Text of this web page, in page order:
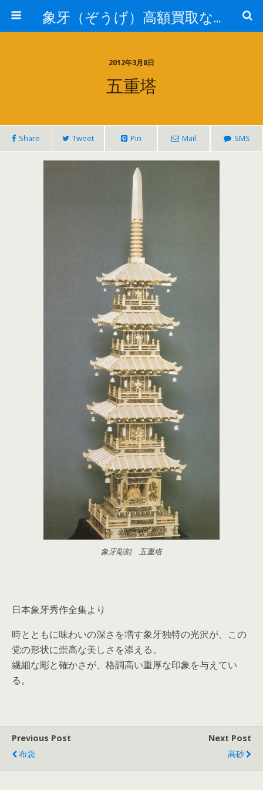
象牙（ぞうげ）高額買取なら 北川象牙店
2012年3月8日
五重塔
Share Tweet Pin Mail SMS
象牙彫刻 五重塔
日本象牙秀作全集より
時とともに味わいの深さを増す象牙独特の光沢が、この
党の形状に崇高な美しさを添える。
繊細な彫と確かさが、格調高い重厚な印象を与えてい
る。
Previous Post
布袋
Next Post
高砂